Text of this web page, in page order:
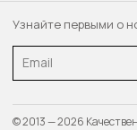
Узнайте первыми о
© 2013 — 2026